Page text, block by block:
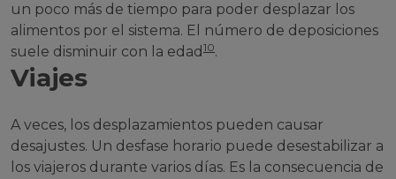
un poco más de tiempo para poder desplazar los
alimentos por el sistema. El número de deposiciones
suele disminuir con la edad 10.
Viajes
A veces, los desplazamientos pueden causar
desajustes. Un desfase horario puede desestabilizar a
los viajeros durante varios días. Es la consecuencia de